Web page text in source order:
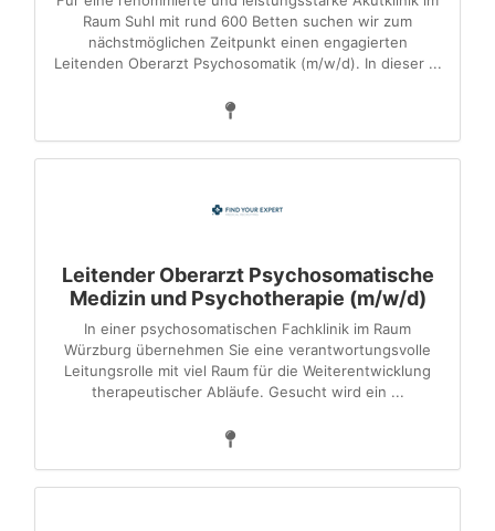
Raum Suhl mit rund 600 Betten suchen wir zum
nächstmöglichen Zeitpunkt einen engagierten
Leitenden Oberarzt Psychosomatik (m/w/d). In dieser ...
Leitender Oberarzt Psychosomatische
Medizin und Psychotherapie (m/w/d)
In einer psychosomatischen Fachklinik im Raum
Würzburg übernehmen Sie eine verantwortungsvolle
Leitungsrolle mit viel Raum für die Weiterentwicklung
therapeutischer Abläufe. Gesucht wird ein ...